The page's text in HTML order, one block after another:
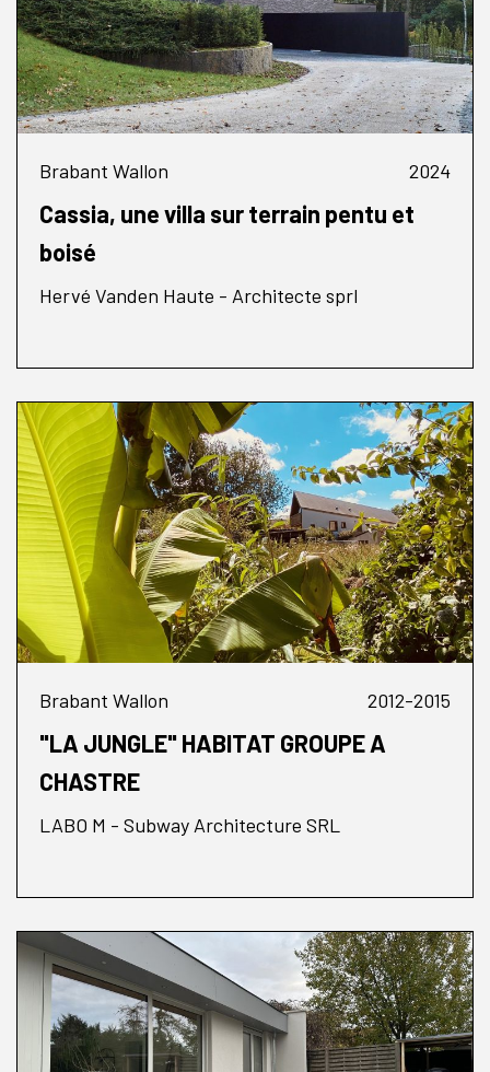
Brabant Wallon 2024
Cassia, une villa sur terrain pentu et
boisé
Hervé Vanden Haute - Architecte sprl
Brabant Wallon 2012-2015
"LA JUNGLE" HABITAT GROUPE A
CHASTRE
LABO M - Subway Architecture SRL